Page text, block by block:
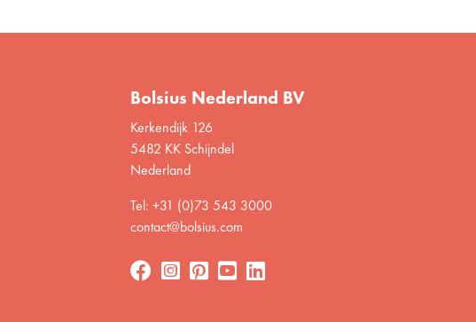
Bolsius Nederland BV
Kerkendijk 126
5482 KK Schijndel
Nederland
Tel: +31 (0)73 543 3000
contact@bolsius.com